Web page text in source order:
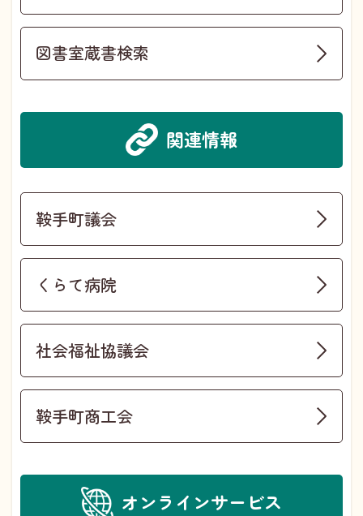
図書室蔵書検索
関連情報
鞍手町議会
くらて病院
社会福祉協議会
鞍手町商工会
オンラインサービス